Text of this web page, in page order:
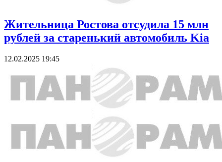
Жительница Ростова отсудила 15 млн
рублей за старенький автомобиль Kia
12.02.2025 19:45